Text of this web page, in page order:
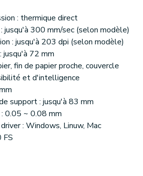
: thermique direct
jusqu'à 300 mm/sec (selon modèle)
: jusqu'à 203 dpi (selon modèle)
jusqu'à 72 mm
fin de papier proche, couvercle
et d'intelligence
support : jusqu'à 83 mm
0.05 ~ 0.08 mm
: Windows, Linuw, Mac
FS